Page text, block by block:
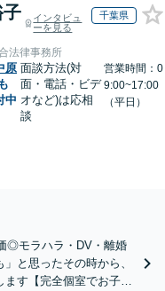
インタビュ
ーを見る
千葉県
法律事務所
原
中
面談方法(対
面・電話・ビデ
オなど)は応相
談
営業時間：0
9:00~17:00
（平日）
◎モラハラ・DV・離婚
と思ったその時から、
ます【完全個室でお子さ